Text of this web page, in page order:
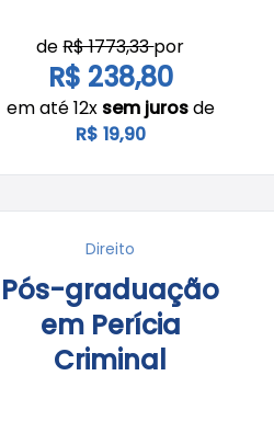
deR$ 1773,33por
R$ 238,80
em até 12x sem jurosde
R$ 19,90
Direito
Pós-graduação
em Perícia
Criminal